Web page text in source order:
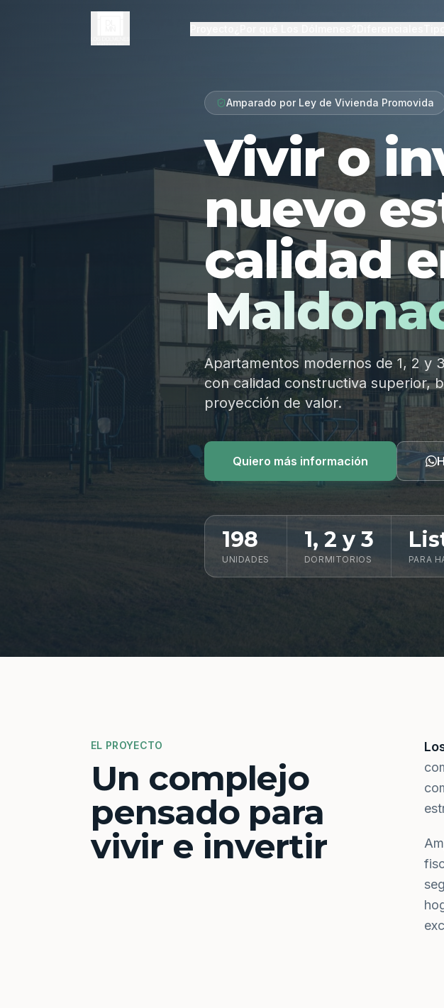
Amparado por Ley de Vivienda Promovida
Vivir o
nuevo
calidad
Apartamentos modernos de 1, 2 y
con calidad constructiva superior,
proyección de valor.
Quiero más información
198
UNIDADES
1, 2 y 3
DORMITORIOS PARA
EL PROYECTO
Un complejo
pensado para
vivir e invertir